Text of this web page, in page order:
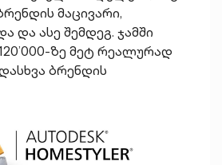
მაცივარი,
და ასე შემდეგ. ჯამში
ზე მეტ რეალურად
ბრენდის